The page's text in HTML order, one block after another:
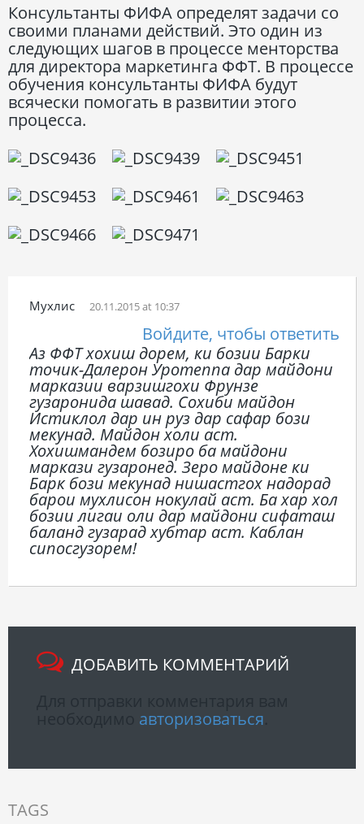
Консультанты ФИФА определят задачи со
своими планами действий. Это один из
следующих шагов в процессе менторства
для директора маркетинга ФФТ. В процессе
обучения консультанты ФИФА будут
всячески помогать в развитии этого
процесса.
Мухлис 20.11.2015 at 10:37
Войдите, чтобы ответить
Аз ФФТ хохиш дорем, ки бозии Барки
точик-Далерон Уротеппа дар майдони
марказии варзишгохи Фрунзе
гузаронида шавад. Сохиби майдон
Истиклол дар ин руз дар сафар бози
мекунад. Майдон холи аст.
Хохишмандем бозиро ба майдони
маркази гузаронед. Зеро майдоне ки
Барк бози мекунад нишастгох надорад
барои мухлисон нокулай аст. Ба хар хол
бозии лигаи оли дар майдони сифаташ
баланд гузарад хубтар аст. Каблан
сипосгузорем!
ДОБАВИТЬ КОММЕНТАРИЙ
авторизоваться
TAGS